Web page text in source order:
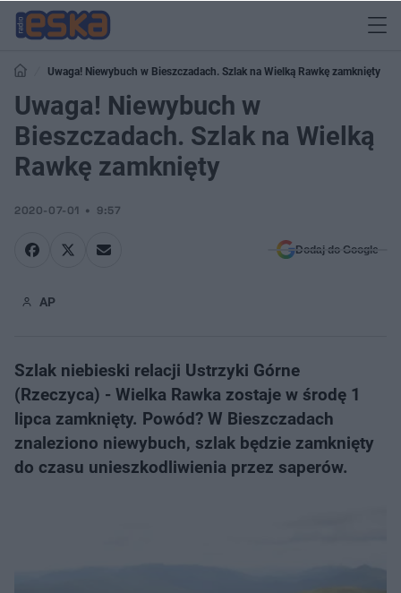
Uwaga! Niewybuch w Bieszczadach. Szlak na Wielką Rawkę zamknięty
Uwaga! Niewybuch w
Bieszczadach. Szlak na Wielką
Rawkę zamknięty
2020-07-01 9:57
Dodaj do Google
AP
Szlak niebieski relacji Ustrzyki Górne
(Rzeczyca) - Wielka Rawka zostaje w środę 1
lipca zamknięty. Powód? W Bieszczadach
znaleziono niewybuch, szlak będzie zamknięty
do czasu unieszkodliwienia przez saperów.